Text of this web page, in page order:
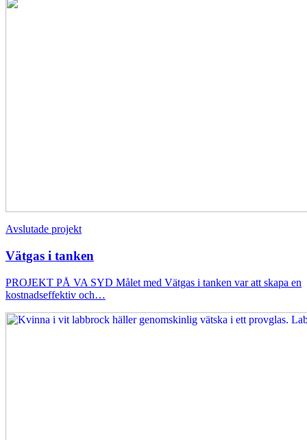
Avslutade projekt
Vätgas i tanken
PROJEKT PÅ VA SYD Målet med Vätgas i tanken var att skapa en
kostnadseffektiv och…